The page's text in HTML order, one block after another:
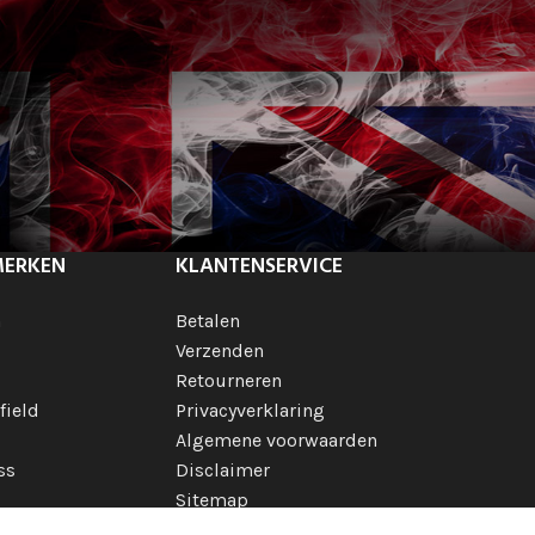
KLANTENSERVICE
Betalen
Verzenden
Retourneren
Privacyverklaring
Algemene voorwaarden
Disclaimer
Sitemap